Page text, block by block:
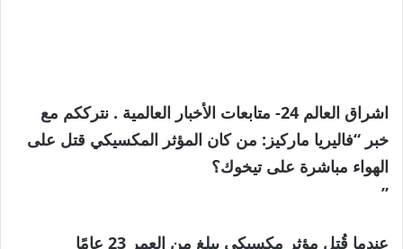
اشراق العالم 24- متابعات الأخبار العالمية . نترككم مع
خبر “فاليريا ماركيز: من كان المؤثر المكسيكي قتل على
الهواء مباشرة على تيخوك؟
”
عندما قُتل مؤثر مكسيكي يبلغ من العمر 23 عامًا